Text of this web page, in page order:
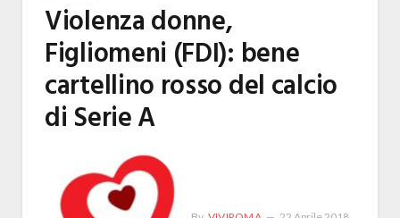
Violenza donne,
Figliomeni (FDI): bene
cartellino rosso del calcio
di Serie A